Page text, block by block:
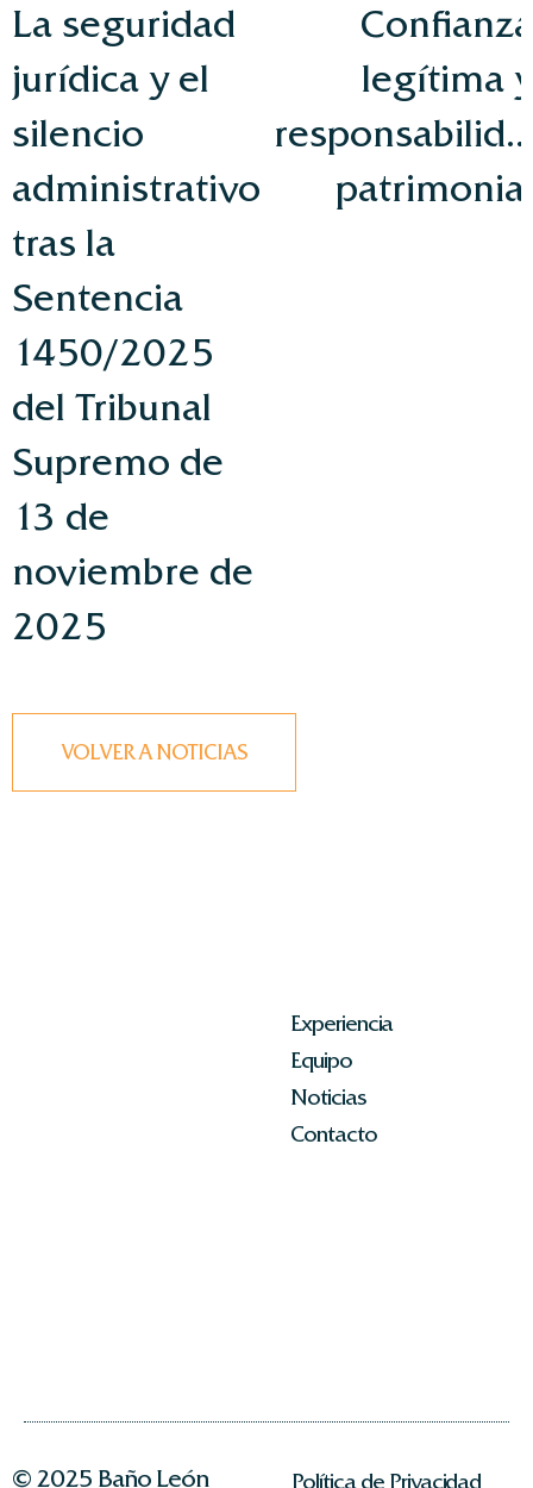
La seguridad
jurídica y el
silencio
administrativo
tras la
Sentencia
1450/2025
del Tribunal
Supremo de
13 de
noviembre de
2025
Confianza
legítima y
patrimonial
VOLVER A NOTICIAS
Experiencia
Equipo
Noticias
Contacto
© 2025 Baño León Política de Privacidad